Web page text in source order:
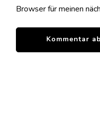
Browser für meinen